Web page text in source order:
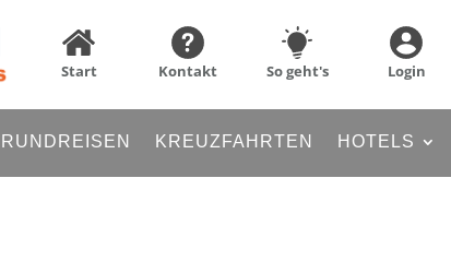
Start Kontakt So geht's Login
RUNDREISEN KREUZFAHRTEN HOTELS